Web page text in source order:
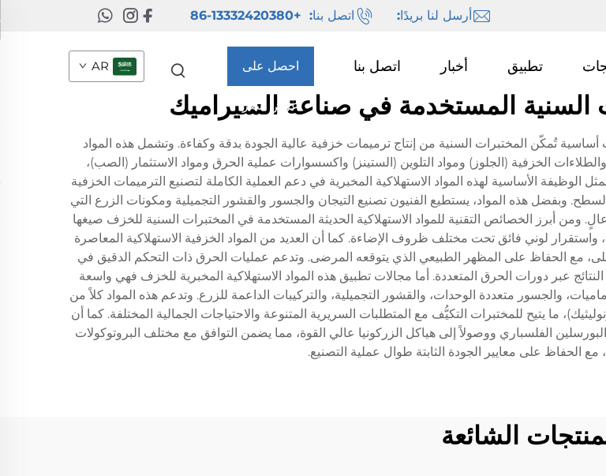
أرسل لنا بريدًا: اتصل بنا: +86-13332420380
تطبيق أخبار اتصل بنا احصل على
عرض سعر
AR
السنية المستخدمة في صناعة السيراميك
تُمكّن المختبرات السنية من إنتاج ترميمات خزفية عالية الجودة بدقة وكفاءة. وتشمل هذه المواد
الخزفية (الجلوز) ومواد التلوين (الستينز) واكسسوارات عملية الحرق ومواد الاستثمار (الصب)،
الأساسية لهذه المواد الاستهلاكية المخبرية في دعم العملية الكاملة لتصنيع الترميمات الخزفية
وبفضل هذه المواد، يستطيع الفنيون تصنيع التيجان والجسور والقشور التجميلية ومكونات الزرع التي
ومن أبرز الخصائص التقنية للمواد الاستهلاكية الحديثة المستخدمة في المختبرات السنية للخزف صيغها
لوني فائق تحت مختلف ظروف الإضاءة. كما أن العديد من المواد الخزفية الاستهلاكية المعاصرة
مع الحفاظ على المظهر الطبيعي الذي يتوقعه المرضى. وتدعم عمليات الحرق ذات التحكم الدقيق في
عبر دورات الحرق المتعددة. أما مجالات تطبيق هذه المواد الاستهلاكية المخبرية للخزف فهي واسعة
والجسور متعددة الوحدات، والقشور التجميلية، والتركيبات الداعمة للزرع. وتدعم هذه المواد كلاً من
ما يتيح للمختبرات التكيُّف مع المتطلبات السريرية المتنوعة والاحتياجات الجمالية المختلفة. كما أن
الفلسباري ووصولاً إلى هياكل الزركونيا عالي القوة، مما يضمن التوافق مع مختلف البروتوكولات
الحفاظ على معايير الجودة الثابتة طوال عملية التصنيع.
الشائعة